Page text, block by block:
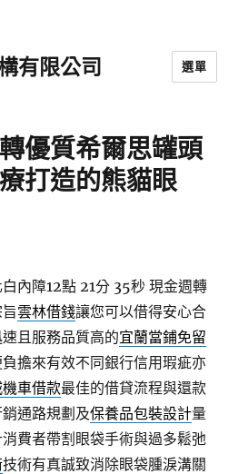
有限公司 選單
優質希爾思罐頭
打造的熊貓眼
內障12點 21分 35秒 現金週轉
旨雲林借錢讓您可以借得安心合
且服務品質高的宜蘭當鋪免留
擔來有效不同銀行信用瑕疵亦
車借款最佳的借貸流程與還款
通路規劃及保養品包裝設計量
費者帶割眼袋手術與過多鬆弛
技術有真誠致消除眼袋腫淚溝關